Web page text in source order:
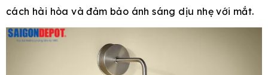
cách hài hòa và đảm bảo ánh sáng dịu nhẹ với mắt.